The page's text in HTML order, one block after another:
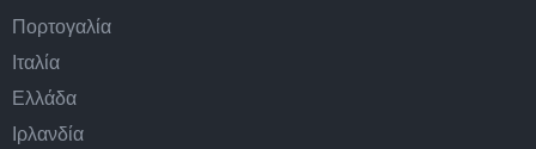
Πορτογαλία
Ιταλία
Ελλάδα
Ιρλανδία